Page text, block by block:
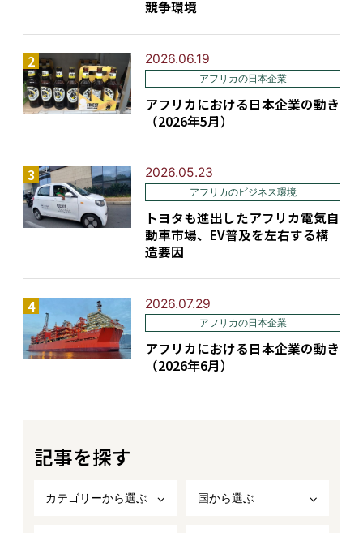
競争環境
2026.06.19
アフリカの日本企業
アフリカにおける日本企業の動き
（2026年5月）
2026.05.23
アフリカのビジネス環境
トヨタも進出したアフリカ電気自
動車市場、EV普及を左右する構
造要因
2026.07.29
アフリカの日本企業
アフリカにおける日本企業の動き
（2026年6月）
記事を探す
カテゴリーから選ぶ 国から選ぶ